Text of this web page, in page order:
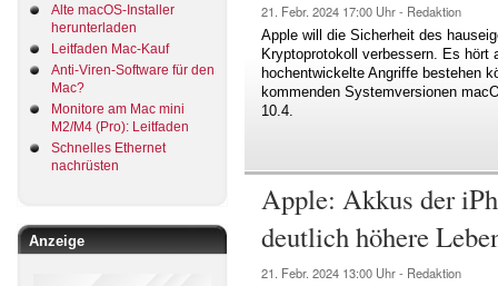
Alte macOS-Installer
herunterladen
Leitfaden Mac-Kauf
Anti-Viren-Software für den
Mac?
Monitore am Mac mini
M2/M4 (Pro): Leitfaden
Schnelles Ethernet
nachrüsten
Anzeige
21. Febr. 2024 17:00 Uhr - Redaktion
Apple will die Sicherheit des
Kryptoprotokoll verbessern. Es hört
hochentwickelte Angriffe bestehen
kommenden Systemversionen
10.4.
Apple: Akkus der
deutlich höhere
21. Febr. 2024 13:00 Uhr - Redaktion